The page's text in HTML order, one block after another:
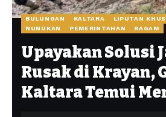
BULUNGAN KALTARA LIPUTAN
NUNUKAN
PEMERINTAHAN RAGAM
Upayakan Solusi
Rusak di Krayan,
Kaltara Temui